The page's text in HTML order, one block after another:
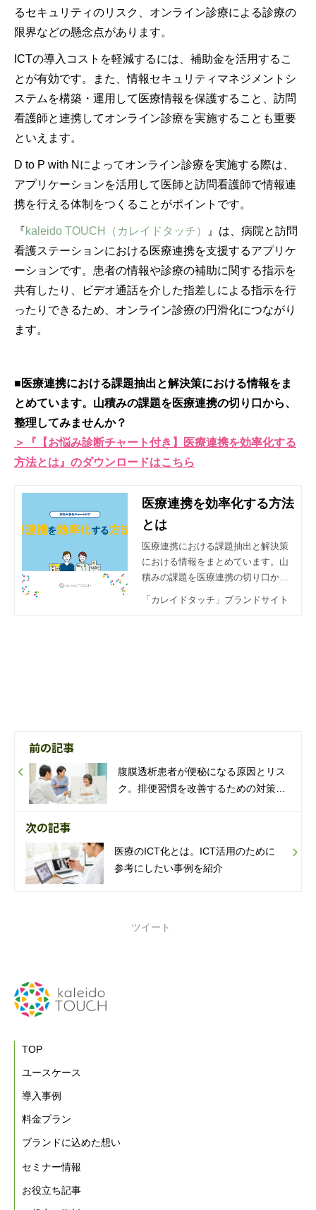
るセキュリティのリスク、オンライン診療による診療の
限界などの懸念点があります。
ICTの導入コストを軽減するには、補助金を活用するこ
とが有効です。また、情報セキュリティマネジメントシ
ステムを構築・運用して医療情報を保護すること、訪問
看護師と連携してオンライン診療を実施することも重要
といえます。
D to P with Nによってオンライン診療を実施する際は、
アプリケーションを活用して医師と訪問看護師で情報連
携を行える体制をつくることがポイントです。
『kaleido TOUCH（カレイドタッチ）
』は、病院と訪問
看護ステーションにおける医療連携を支援するアプリケ
ーションです。患者の情報や診療の補助に関する指示を
共有したり、ビデオ通話を介した指差しによる指示を行
ったりできるため、オンライン診療の円滑化につながり
ます。
■医療連携における課題抽出と解決策における情報をま
とめています。山積みの課題を医療連携の切り口から、
整理してみませんか？
＞『【お悩み診断チャート付き】医療連携を効率化する
方法とは』のダウンロードはこちら
医療連携を効率化する方法
とは
医療連携における課題抽出と解決策
における情報をまとめています。山
積みの課題を医療連携の切り口か
ら、まずは、整理してみませんか？
「カレイドタッチ」ブランドサイト
前の記事
腹膜透析患者が便秘になる原因とリス
ク。排便習慣を改善するための対策と
次の記事
医療のICT化とは。ICT活用のために
参考にしたい事例を紹介
ツイート
TOP
ユースケース
導入事例
料金プラン
ブランドに込めた想い
セミナー情報
お役立ち記事